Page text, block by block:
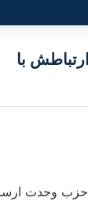
با
وحدت